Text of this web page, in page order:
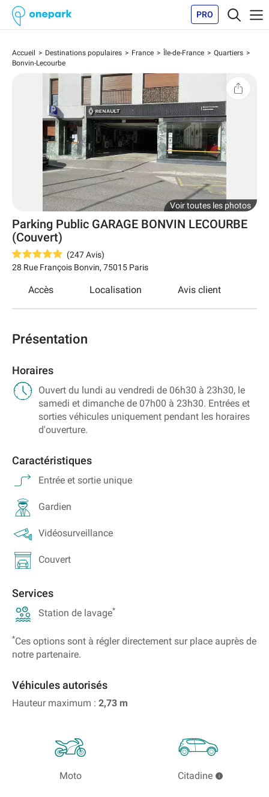
PRO
Accueil Destinations populaires France Île-de-France
Quartiers
Bonvin-Lecourbe
Voir toutes les photos
Parking Public GARAGE BONVIN LECOURBE
(Couvert)
(247Avis)
28 Rue François Bonvin, 75015 Paris
Accès Localisation Avis client
Présentation
Horaires
Ouvert du lundi au vendredi de 06h30 à 23h30, le
samedi et dimanche de 07h00 à 23h30. Entrées et
sorties véhicules uniquement pendant les horaires
d'ouverture.
Caractéristiques
Entrée et sortie unique
Gardien
Vidéosurveillance
Couvert
Services
Station de lavage*
*Ces options sont à régler directement sur place auprès de
notre partenaire.
Véhicules autorisés
Hauteur maximum : 2,73 m
Moto Citadine